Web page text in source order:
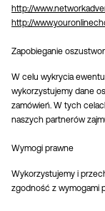
http://
http://
Zapobieganie
W celu wykrycia
wykorzystujemy dane
zamówień. W tych
naszych partnerów
Wymogi prawne
Wykorzystujemy i
zgodność z wymogami